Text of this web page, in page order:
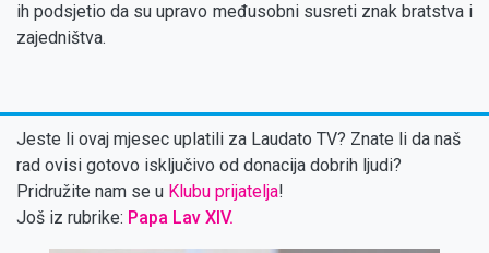
ih podsjetio da su upravo međusobni susreti znak bratstva i
zajedništva.
Jeste li ovaj mjesec uplatili za Laudato TV? Znate li da naš
rad ovisi gotovo isključivo od donacija dobrih ljudi?
Pridružite nam se u Klubu prijatelja!
Još iz rubrike: Papa Lav XIV.